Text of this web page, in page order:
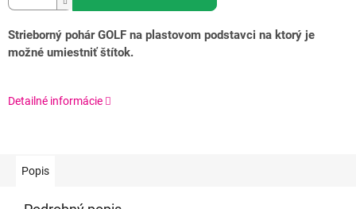
Strieborný pohár GOLF na plastovom podstavci na ktorý je
možné umiestniť štítok.
Detailné informácie
Popis